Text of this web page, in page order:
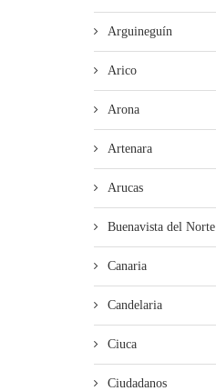
Arguineguín
Arico
Arona
Artenara
Arucas
Buenavista del Norte
Canaria
Candelaria
Ciuca
Ciudadanos